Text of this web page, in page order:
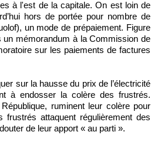
à l'est de la capitale. On est loin de
hors de portée pour nombre de
un mode de prépaiement. Figure
mémorandum à la Commission de
sur les paiements de factures
sur la hausse du prix de l’électricité
à endosser la colère des frustrés.
ruminent leur colère pour
attaquent régulièrement des
de leur apport « au parti ».